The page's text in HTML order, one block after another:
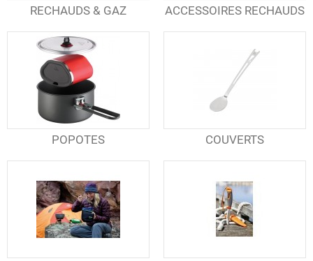
RECHAUDS & GAZ ACCESSOIRES RECHAUDS
POPOTES COUVERTS